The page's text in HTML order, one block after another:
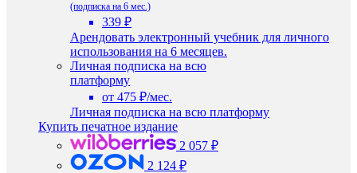
(подписка на 6 мес.)
339 ₽
Арендовать электронный учебник для личного
использования на 6 месяцев.
Личная подписка на всю
платформу
от 475 ₽/мес.
Личная подписка на всю платформу
Купить печатное издание
2 057 ₽
2 124 ₽